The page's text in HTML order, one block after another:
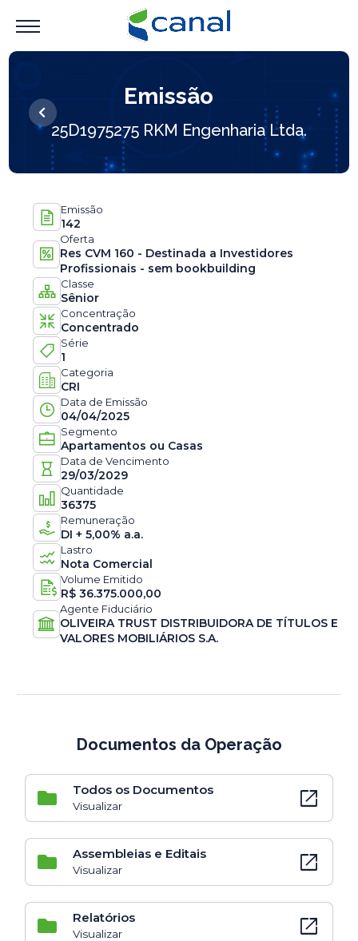
Emissão
25D1975275 RKM Engenharia Ltda.
Emissão
142
Oferta
Res CVM 160 - Destinada a Investidores
Profissionais - sem bookbuilding
Classe
Sênior
Concentração
Concentrado
Série
1
Categoria
CRI
Data de Emissão
04/04/2025
Segmento
Apartamentos ou Casas
Data de Vencimento
29/03/2029
Quantidade
36375
Remuneração
DI + 5,00% a.a.
Lastro
Nota Comercial
Volume Emitido
R$36.375.000,00
Agente Fiduciário
OLIVEIRA TRUST DISTRIBUIDORA DE TÍTULOS E
VALORES MOBILIÁRIOS S.A.
Documentos da Operação
Todos os Documentos
Visualizar open_in_new
Assembleias e Editais
Visualizar open_in_new
Relatórios
Visualizar open_in_new